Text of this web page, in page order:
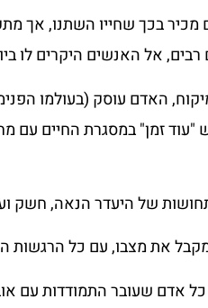
מכיר בכך שחייו השתנו, אך
אל האנשים היקרים לו
האדם עוסק (בעולמו
זמן" במסגרת החיים עם
של היעדר הנאה, חשק
את מצבו, עם כל הרגשות
כל אדם שעובר התמודדות עם